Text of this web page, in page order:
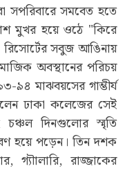
সপরিবারে সমবেত হতে
মুখর হয়ে ওঠে "কিরে
সবুজ আঙিনায়
অবস্থানের পরিচয়
৯৪ মাঝবয়সের গাম্ভীর্য
ঢাকা কলেজের সেই
দিনগুলোর স্মৃতি
হয়ে পড়েন। তিন দশক
রাজ্জাকের